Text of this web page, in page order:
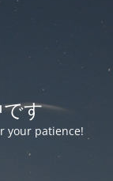
す
your patience!